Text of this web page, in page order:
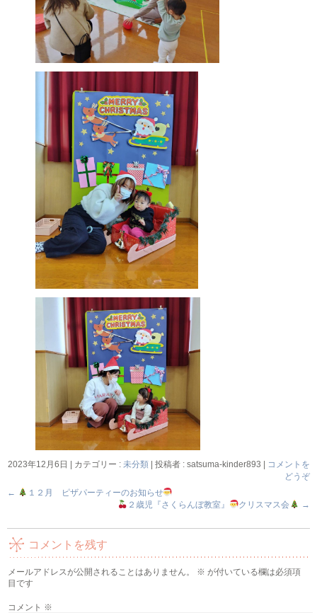
2023年12月6日 カテゴリー : 未分類 投稿者 : satsuma-kinder893
コメントを
どうぞ
←
１２月 ピザパーティーのお知らせ
２歳児『さくらんぼ教室』
クリスマス会 →
コメントを残す
メールアドレスが公開されることはありません。 ※ が付いている欄は必須項
目です
コメント ※